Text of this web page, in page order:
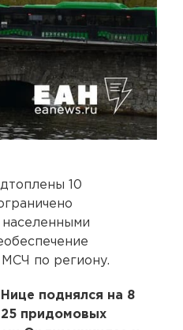
10
по региону.
поднялся на 8
придомовых